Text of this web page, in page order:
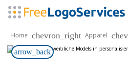
Home chevron_right Apparel
arrow_back